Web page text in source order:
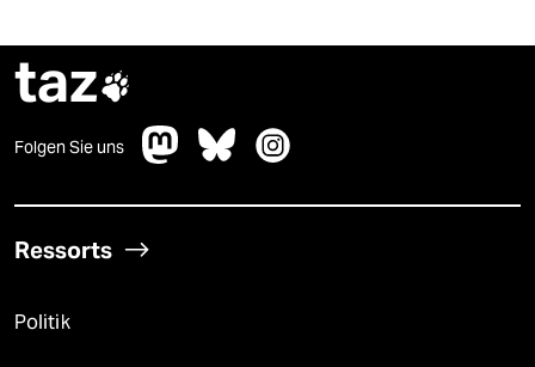
taz
Folgen Sie uns
Ressorts
Politik